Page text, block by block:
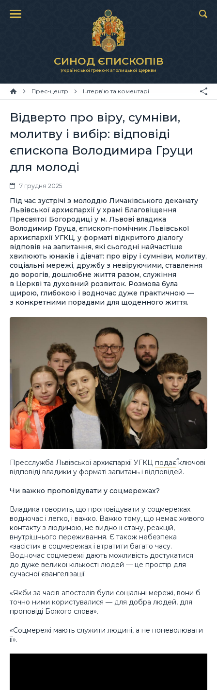
СИНОД ЄПИСКОПІВ
Української Греко-Католицької Церкви
Прес-центр Інтерв’ю та коментарі
Відверто про віру, сумніви,
молитву і вибір: відповіді
єпископа Володимира Груци
для молоді
7 грудня 2025
Під час зустрічі з молоддю Личаківського деканату
Львівської архиєпархії у храмі Благовіщення
Пресвятої Богородиці у м. Львові владика
Володимир Груца, єпископ-помічник Львівської
архиєпархії УГКЦ, у форматі відкритого діалогу
відповів на запитання, які сьогодні найчастіше
хвилюють юнаків і дівчат: про віру і сумніви, молитву,
соціальні мережі, дружбу з невіруючими, ставлення
до ворогів, дошлюбне життя разом, служіння
в Церкві та духовний розвиток. Розмова була
щирою, глибокою і водночас дуже практичною —
з конкретними порадами для щоденного життя.
Пресслужба Львівської архиєпархії УГКЦ подаєключові
відповіді владики у форматі запитань і відповідей.
Чи важко проповідувати у соцмережах?
Владика говорить, що проповідувати у соцмережах
водночас і легко, і важко. Важко тому, що немає живого
контакту з людиною, не видно її стану, реакцій,
внутрішнього переживання. Є також небезпека
«засісти» в соцмережах і втратити багато часу.
Водночас соцмережі дають можливість достукатися
до дуже великої кількості людей — це простір для
сучасної євангелізації.
«Якби за часів апостолів були соціальні мережі, вони б
точно ними користувалися — для добра людей, для
проповіді Божого слова».
«Соцмережі мають служити людині, а не поневолювати
її».